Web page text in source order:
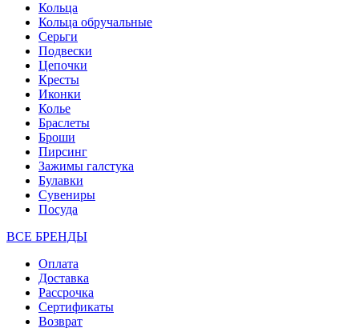
Кольца
Кольца обручальные
Серьги
Подвески
Цепочки
Кресты
Иконки
Колье
Браслеты
Броши
Пирсинг
Зажимы галстука
Булавки
Сувениры
Посуда
ВСЕ БРЕНДЫ
Оплата
Доставка
Рассрочка
Сертификаты
Возврат